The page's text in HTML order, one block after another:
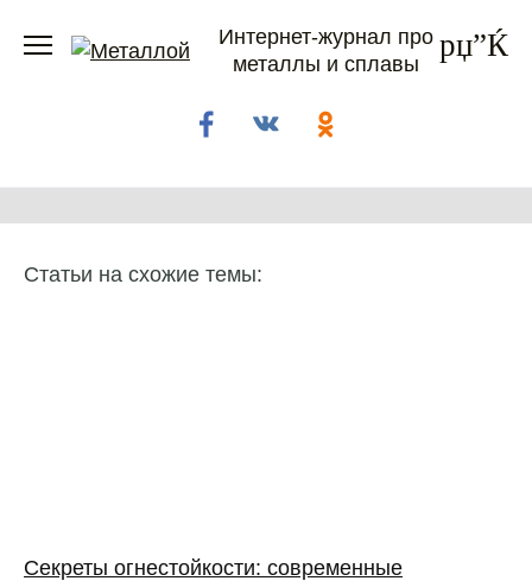
Интернет-журнал про
металлы и сплавы
Статьи на схожие темы:
Секреты огнестойкости: современные